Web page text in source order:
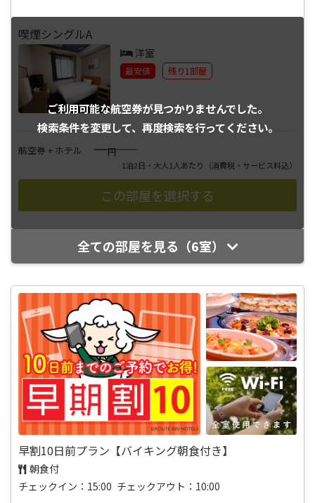
ご利用可能な航空券が見つかりませんでした。
検索条件を変更して、 再度検索を行ってください。
喫煙シングルA
洋室
最安値 残り1部屋
航空券 + ホテル ――――円
1泊2日・大人1人あたり （消費税・サービス料込）
全ての部屋を見る（6室）
早割10日前プラン【バイキング朝食付き】
朝食付
チェックイン：15:00 チェックアウト：10:00